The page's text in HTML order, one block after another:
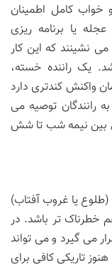
خواب کامل اطمینان
یا برنامه ریزی
نشینند که این کار
یک راننده خسته،
واکنش کندتری دارد
توصیه می
بین نیمه شب تا شش
یا غروب آفتاب)
خطرناک تر باشد. در
می گیرد و می تواند
تاریکی کافی برای